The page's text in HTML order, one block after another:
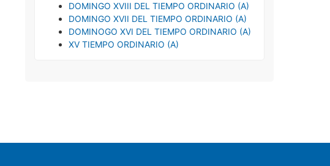
DOMINGO XVIII DEL TIEMPO ORDINARIO (A)
DOMINGO XVII DEL TIEMPO ORDINARIO (A)
DOMINOGO XVI DEL TIEMPO ORDINARIO (A)
XV TIEMPO ORDINARIO (A)